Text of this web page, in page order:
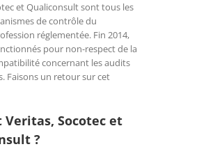
et Qualiconsult sont tous les
de contrôle du
réglementée. Fin 2014,
pour non-respect de la
concernant les audits
Faisons un retour sur cet
Veritas, Socotec et
?